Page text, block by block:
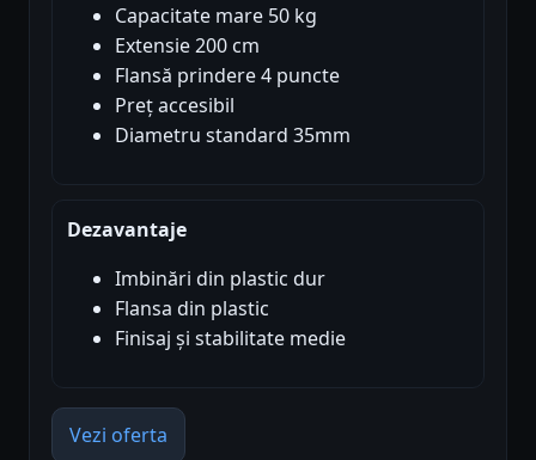
Capacitate mare 50 kg
Extensie 200 cm
Flansă prindere 4 puncte
Preț accesibil
Diametru standard 35mm
Dezavantaje
Imbinări din plastic dur
Flansa din plastic
Finisaj și stabilitate medie
Vezi oferta